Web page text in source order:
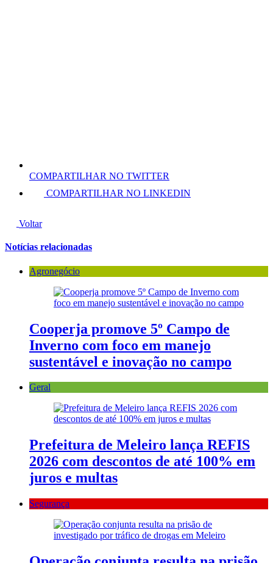
COMPARTILHAR NO TWITTER
COMPARTILHAR NO LINKEDIN
Voltar
Notícias relacionadas
Agronegócio
Cooperja promove 5º Campo de
Inverno com foco em manejo
sustentável e inovação no campo
Geral
Prefeitura de Meleiro lança REFIS
2026 com descontos de até 100% em
juros e multas
Segurança